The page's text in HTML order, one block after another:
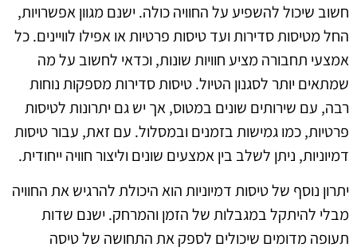
חשוב שיכול להשפיע על החוויה כולה. ישנם מגוון אפשרויות,
החל מטיסות סדירות ועד טיסות פרטיות או אפילו לוויינים. כל
אמצעי תחבורה מציע חוויות שונות, וכדאי לחשוב על מה
שמתאים יותר לסגנון הטיול. טיסות סדירות מספקות נוחות
רבה, עם שירותים שונים במטוס, אך יש גם יתרונות לטיסות
פרטיות, כמו גמישות בזמנים ובמסלול. עם זאת, עבור טיסות
דמיוניות, ניתן לשלב בין אמצעים שונים וליצור חוויה ייחודית.
יתרון נוסף של טיסות דמיוניות הוא היכולת להרגיש את החוויה
מבלי להיתקל במגבלות של הזמן והמרחק. ישנם שדות
תעופה מדומים שיכולים לספק את התחושה של טיסה